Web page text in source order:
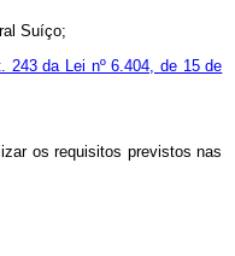
Suíço;
243 da Lei nº 6.404, de 15 de
os requisitos previstos nas